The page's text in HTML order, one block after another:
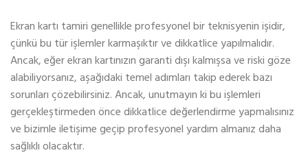
Ekran kartı tamiri genellikle profesyonel bir teknisyenin işidir,
çünkü bu tür işlemler karmaşıktır ve dikkatlice yapılmalıdır.
Ancak, eğer ekran kartınızın garanti dışı kalmışsa ve riski göze
alabiliyorsanız, aşağıdaki temel adımları takip ederek bazı
sorunları çözebilirsiniz. Ancak, unutmayın ki bu işlemleri
gerçekleştirmeden önce dikkatlice değerlendirme yapmalısınız
ve bizimle iletişime geçip profesyonel yardım almanız daha
sağlıklı olacaktır.